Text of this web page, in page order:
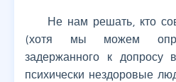
Не нам решать, кто
(хотя мы можем
задержанного к допросу
психически нездоровые